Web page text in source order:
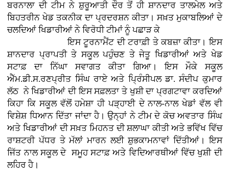
ਬਰਨਾਲਾ ਦੀ ਟੀਮ ਨੇ ਸ਼ੁਰੂਆਤੀ ਦੌਰ ਤੋਂ ਹੀ ਸ਼ਾਨਦਾਰ ਤਾਲਮੇਲ ਅਤੇ
ਬਿਹਤਰੀਨ ਖੇਡ ਤਕਨੀਕ ਦਾ ਪ੍ਰਦਰਸ਼ਨ ਕੀਤਾ। ਸਖ਼ਤ ਮੁਕਾਬਲਿਆਂ ਦੇ
ਚਲਦਿਆਂ ਖਿਡਾਰੀਆਂ ਨੇ ਵਿਰੋਧੀ ਟੀਮਾਂ ਨੂੰ ਪਛਾੜ ਕੇ
ਇਸ ਟੂਰਨਾਮੈਂਟ ਦੀ ਟਰਾਫ਼ੀ ਤੇ ਕਬਜ਼ਾ ਕੀਤਾ। ਇਸ
ਸ਼ਾਨਦਾਰ ਪ੍ਰਾਪਤੀ ਤੇ ਸਕੂਲ ਪਹੁੰਚਣ ਤੇ ਜੇਤੂ ਖਿਡਾਰੀਆਂ ਅਤੇ ਖੇਡ
ਸਟਾਫ਼ ਦਾ ਨਿੱਘਾ ਸਵਾਗਤ ਕੀਤਾ ਗਿਆ। ਇਸ ਮੌਕੇ ਸਕੂਲ
ਐੱਮ.ਡੀ.ਸ.ਰਣਪ੍ਰੀਤ ਸਿੰਘ ਰਾਏ ਅਤੇ ਪ੍ਰਿੰਸੀਪਲ ਡਾ. ਸੰਦੀਪ ਕੁਮਾਰ
ਲੱਠ ਨੇ ਖਿਡਾਰੀਆਂ ਦੀ ਇਸ ਸਫ਼ਲਤਾ ਤੇ ਖੁਸ਼ੀ ਦਾ ਪ੍ਰਗਟਾਵਾ ਕਰਦਿਆਂ
ਕਿਹਾ ਕਿ ਸਕੂਲ ਵੱਲੋਂ ਹਮੇਸ਼ਾ ਹੀ ਪੜ੍ਹਾਈ ਦੇ ਨਾਲ-ਨਾਲ ਖੇਡਾਂ ਵੱਲ ਵੀ
ਵਿਸ਼ੇਸ਼ ਧਿਆਨ ਦਿੱਤਾ ਜਾਂਦਾ ਹੈ। ਉਨ੍ਹਾਂ ਨੇ ਟੀਮ ਦੇ ਕੋਚ ਅਵਤਾਰ ਸਿੰਘ
ਅਤੇ ਖਿਡਾਰੀਆਂ ਦੀ ਸਖ਼ਤ ਮਿਹਨਤ ਦੀ ਸ਼ਲਾਘਾ ਕੀਤੀ ਅਤੇ ਭਵਿੱਖ ਵਿੱਚ
ਰਾਸ਼ਟਰੀ ਪੱਧਰ ਤੇ ਮੱਲਾਂ ਮਾਰਨ ਲਈ ਸ਼ੁਭਕਾਮਨਾਵਾਂ ਦਿੱਤੀਆਂ। ਇਸ
ਜਿੱਤ ਨਾਲ ਸਕੂਲ ਦੇ ਸਮੂਹ ਸਟਾਫ਼ ਅਤੇ ਵਿਦਿਆਰਥੀਆਂ ਵਿੱਚ ਖੁਸ਼ੀ ਦੀ
ਲਹਿਰ ਹੈ।